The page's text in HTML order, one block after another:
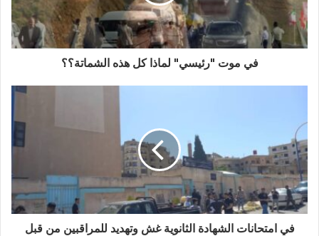
في موت "رئيسي" لماذا كل هذه الشماتة؟؟
في امتحانات الشهادة الثانوية غش وتهديد للمراقبين من قبل